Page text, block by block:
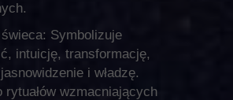
Symbolizuje
intuicję, transformację,
i władzę.
rytuałów wzmacniających